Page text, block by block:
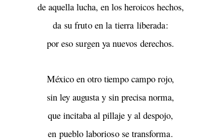
de aquella lucha, en los heroicos hechos,
da su fruto en la tierra liberada:
por eso surgen ya nuevos derechos.
México en otro tiempo campo rojo,
sin ley augusta y sin precisa norma,
que incitaba al pillaje y al despojo,
en pueblo laborioso se transforma.